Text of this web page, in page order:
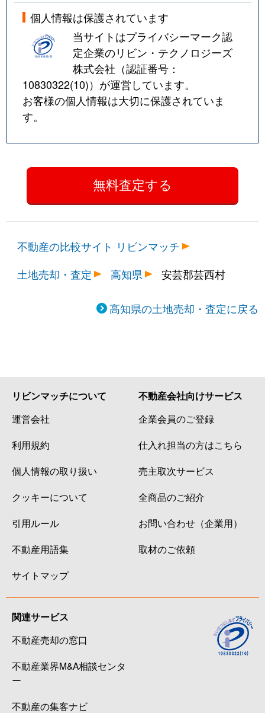
個人情報は保護されています
当サイトはプライバシーマーク認
定企業のリビン・テクノロジーズ
株式会社（認証番号：
10830322(10)）が運営しています。
お客様の個人情報は大切に保護されていま
す。
不動産の比較サイト リビンマッチ
土地売却・査定
高知県 安芸郡芸西村
高知県の土地売却・査定に戻る
リビンマッチについて
運営会社
利用規約
個人情報の取り扱い
クッキーについて
引用ルール
不動産用語集
サイトマップ
不動産会社向けサービス
企業会員のご登録
仕入れ担当の方はこちら
売主取次サービス
全商品のご紹介
お問い合わせ（企業用）
取材のご依頼
関連サービス
不動産売却の窓口
不動産業界M&A相談センタ
ー
不動産の集客ナビ